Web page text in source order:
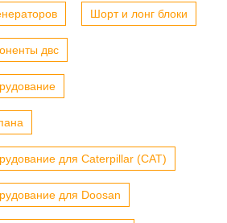
Шорт и лонг блоки
двс
для Caterpillar (CAT)
для Doosan